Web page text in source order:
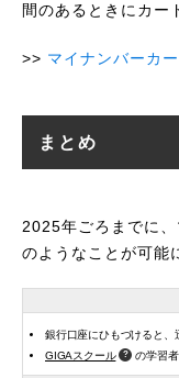
間のあるときにカー
マイナンバーカ
まとめ
2025年ごろまでに
のようなことが可能
銀行口座にひもづけると、
GIGAスクール
の学習